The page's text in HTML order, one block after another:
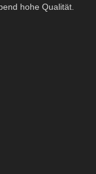
hohe Qualität.